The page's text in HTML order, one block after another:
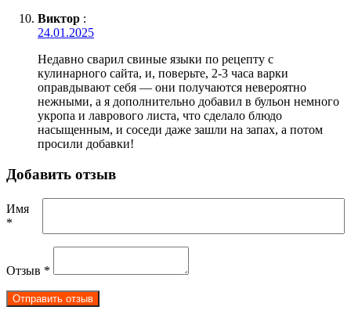
Виктор :
24.01.2025
Недавно сварил свиные языки по рецепту с
кулинарного сайта, и, поверьте, 2-3 часа варки
оправдывают себя — они получаются невероятно
нежными, а я дополнительно добавил в бульон немного
укропа и лаврового листа, что сделало блюдо
насыщенным, и соседи даже зашли на запах, а потом
просили добавки!
Добавить отзыв
Имя
*
Отзыв *